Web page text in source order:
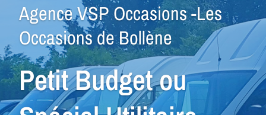
Agence VSP Occasions -Les
Occasions de Bollène
Petit Budget ou